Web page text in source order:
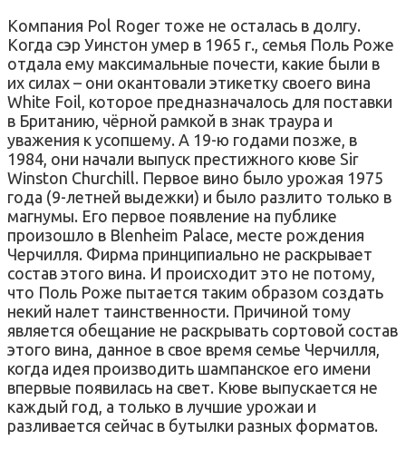
Компания Pol Roger тоже не осталась в долгу.
Когда сэр Уинстон умер в 1965 г., семья Поль Роже
отдала ему максимальные почести, какие были в
их силах – они окантовали этикетку своего вина
White Foil, которое предназначалось для поставки
в Британию, чёрной рамкой в знак траура и
уважения к усопшему. А 19-ю годами позже, в
1984, они начали выпуск престижного кюве Sir
Winston Churchill. Первое вино было урожая 1975
года (9-летней выдежки) и было разлито только в
магнумы. Его первое появление на публике
произошло в Blenheim Palace, месте рождения
Черчилля. Фирма принципиально не раскрывает
состав этого вина. И происходит это не потому,
что Поль Роже пытается таким образом создать
некий налет таинственности. Причиной тому
является обещание не раскрывать сортовой состав
этого вина, данное в свое время семье Черчилля,
когда идея производить шампанское его имени
впервые появилась на свет. Кюве выпускается не
каждый год, а только в лучшие урожаи и
разливается сейчас в бутылки разных форматов.